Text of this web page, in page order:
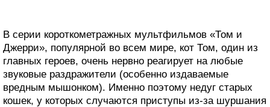
В серии короткометражных мультфильмов «Том и
Джерри», популярной во всем мире, кот Том, один из
главных героев, очень нервно реагирует на любые
звуковые раздражители (особенно издаваемые
вредным мышонком). Именно поэтому недуг старых
кошек, у которых случаются приступы из-за шуршания